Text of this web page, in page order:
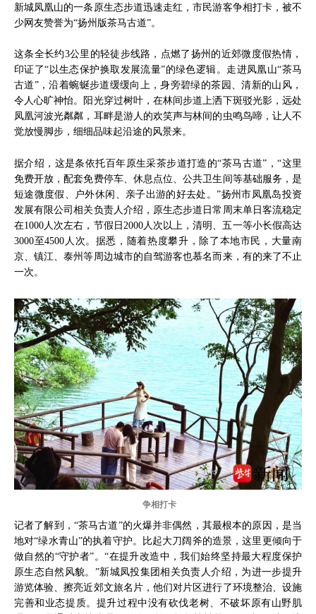
新城凤凰山的一条原生态步道迅速走红，市民游客争相打卡，被不
少网友赞誉为“扬州版茶马古道”。
这条全长约3公里的轻徒步线路，点燃了扬州的近郊微度假热情，
印证了“以生态保护换取发展流量”的绿色逻辑。走进凤凰山“茶马
古道”，沿着蜿蜒步道缓缓向上，身旁碧绿的茶园、清新的山风，
令人心旷神怡。阳光穿过树叶，在林间步道上洒下斑驳光影，远处
凤凰河波光粼粼，耳畔是游人的欢笑声与林间的虫鸣鸟啼，让人不
觉放慢脚步，细细品味起沿途的风景来。
据介绍，这是条依托百年原生采茶步道打造的“茶马古道”，“这里
免费开放，配套免费停车、休息点位、公共卫生间等基础服务，是
短途微度假、户外休闲、亲子出游的好去处。”扬州市凤凰岛投资
发展有限公司相关负责人介绍，原生态步道日常周末单日客流稳定
在1000人次左右，节假日2000人次以上，清明、五一等小长假高达
3000至4500人次。据悉，随着热度攀升，除了本地市民，大量南
京、镇江、泰州等周边城市的自驾游客也慕名而来，有的来了不止
一次。
争相打卡
记者了解到，“茶马古道”的火爆并非偶然，其最根本的原因，是当
地对“绿水青山”的执着守护。比起大刀阔斧的造景，这里更倾向于
做自然的“守护者”。“在提升改造中，我们始终坚持最大程度保护
原生态自然风貌。”新城凤投集团相关负责人介绍，为进一步提升
游览体验、擦亮近郊文旅名片，他们对片区进行了环境整治、设施
完善和业态提质。提升过程中没有砍伐老树、不破坏原有山野肌